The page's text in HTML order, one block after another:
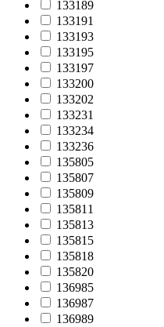
133189
133191
133193
133195
133197
133200
133202
133231
133234
133236
135805
135807
135809
135811
135813
135815
135818
135820
136985
136987
136989